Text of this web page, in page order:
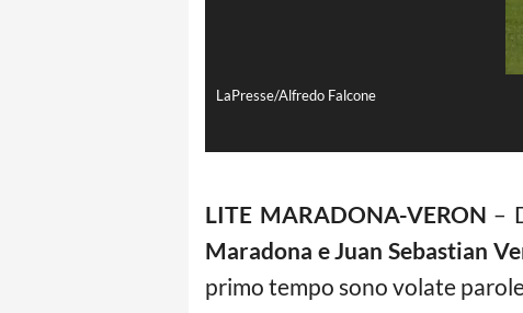
LaPresse/Alfredo Falcone
LITE MARADONA-VERON –
Maradona e Juan Sebastian
primo tempo sono volate